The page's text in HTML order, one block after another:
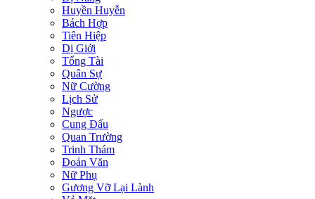
Huyền Huyễn
Bách Hợp
Tiên Hiệp
Dị Giới
Tổng Tài
Quân Sự
Nữ Cường
Lịch Sử
Ngược
Cung Đấu
Quan Trường
Trinh Thám
Đoản Văn
Nữ Phụ
Gương Vỡ Lại Lành